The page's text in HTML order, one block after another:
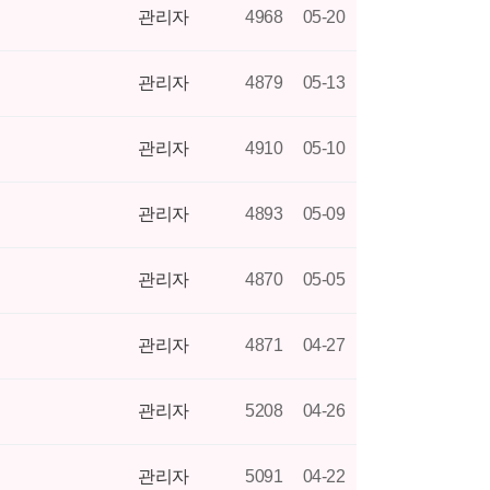
관리자 4968 05-20
관리자 4879 05-13
관리자 4910 05-10
관리자 4893 05-09
관리자 4870 05-05
관리자 4871 04-27
관리자 5208 04-26
관리자 5091 04-22